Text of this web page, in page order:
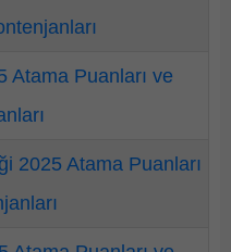
Atama Puanları ve
2025 Atama Puanları